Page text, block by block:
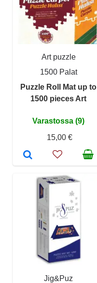
Art puzzle
1500 Palat
Puzzle Roll Mat up to
1500 pieces Art
Varastossa (9)
15,00 €
Jig&Puz